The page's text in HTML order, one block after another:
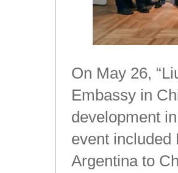
On May 26,
Embassy in
development in
event included
Argentinato